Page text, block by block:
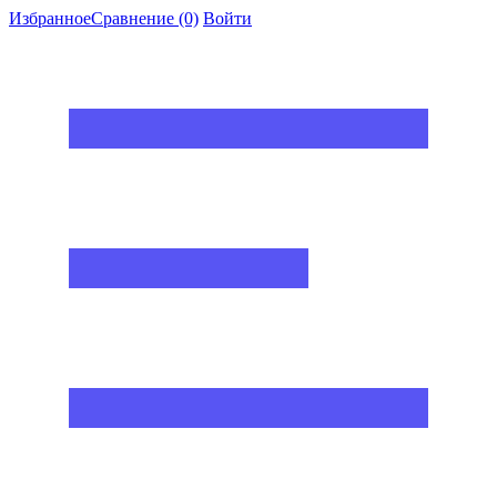
ИзбранноеСравнение (0) Войти